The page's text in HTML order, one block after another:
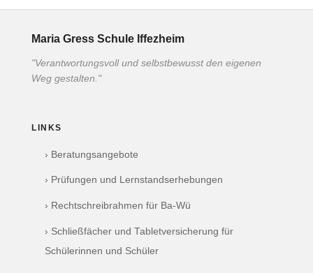
Maria Gress Schule Iffezheim
"Verantwortungsvoll und selbstbewusst den eigenen
Weg gestalten."
LINKS
› Beratungsangebote
› Prüfungen und Lernstandserhebungen
› Rechtschreibrahmen für Ba-Wü
› Schließfächer und Tabletversicherung für
Schülerinnen und Schüler